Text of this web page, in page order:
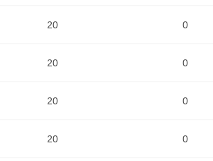
20 0
20 0
20 0
20 0